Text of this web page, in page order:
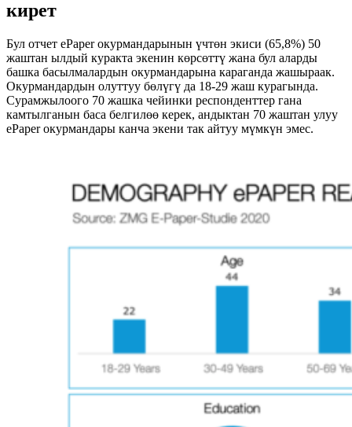
кирет
Бул отчет ePaper окурмандарынын үчтөн экиси (65,8%) 50
жаштан ылдый куракта экенин көрсөттү жана бул аларды
башка басылмалардын окурмандарына караганда жашыраак.
Окурмандардын олуттуу бөлүгү да 18-29 жаш курагында.
Сурамжылоого 70 жашка чейинки респонденттер гана
камтылганын баса белгилөө керек, андыктан 70 жаштан улуу
ePaper окурмандары канча экени так айтуу мүмкүн эмес.